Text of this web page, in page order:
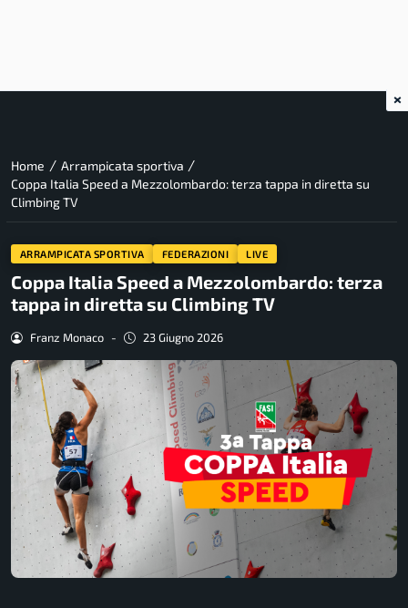
Home / Arrampicata sportiva /
Coppa Italia Speed a Mezzolombardo: terza tappa in diretta su
Climbing TV
ARRAMPICATA SPORTIVA FEDERAZIONI LIVE
Coppa Italia Speed a Mezzolombardo: terza
tappa in diretta su Climbing TV
Franz Monaco - 23 Giugno 2026
×